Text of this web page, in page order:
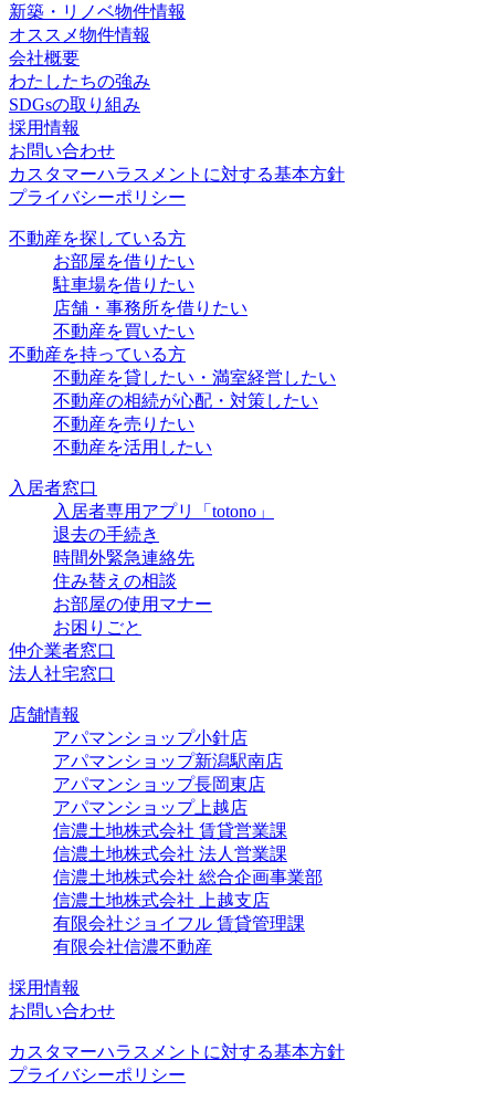
新築・リノベ物件情報
オススメ物件情報
会社概要
わたしたちの強み
SDGsの取り組み
採用情報
お問い合わせ
カスタマーハラスメントに対する基本方針
プライバシーポリシー
不動産を探している方
お部屋を借りたい
駐車場を借りたい
店舗・事務所を借りたい
不動産を買いたい
不動産を持っている方
不動産を貸したい・満室経営したい
不動産の相続が心配・対策したい
不動産を売りたい
不動産を活用したい
入居者窓口
入居者専用アプリ「totono」
退去の手続き
時間外緊急連絡先
住み替えの相談
お部屋の使用マナー
お困りごと
仲介業者窓口
法人社宅窓口
店舗情報
アパマンショップ小針店
アパマンショップ新潟駅南店
アパマンショップ長岡東店
アパマンショップ上越店
信濃土地株式会社 賃貸営業課
信濃土地株式会社 法人営業課
信濃土地株式会社 総合企画事業部
信濃土地株式会社 上越支店
有限会社ジョイフル 賃貸管理課
有限会社信濃不動産
採用情報
お問い合わせ
カスタマーハラスメントに対する基本方針
プライバシーポリシー